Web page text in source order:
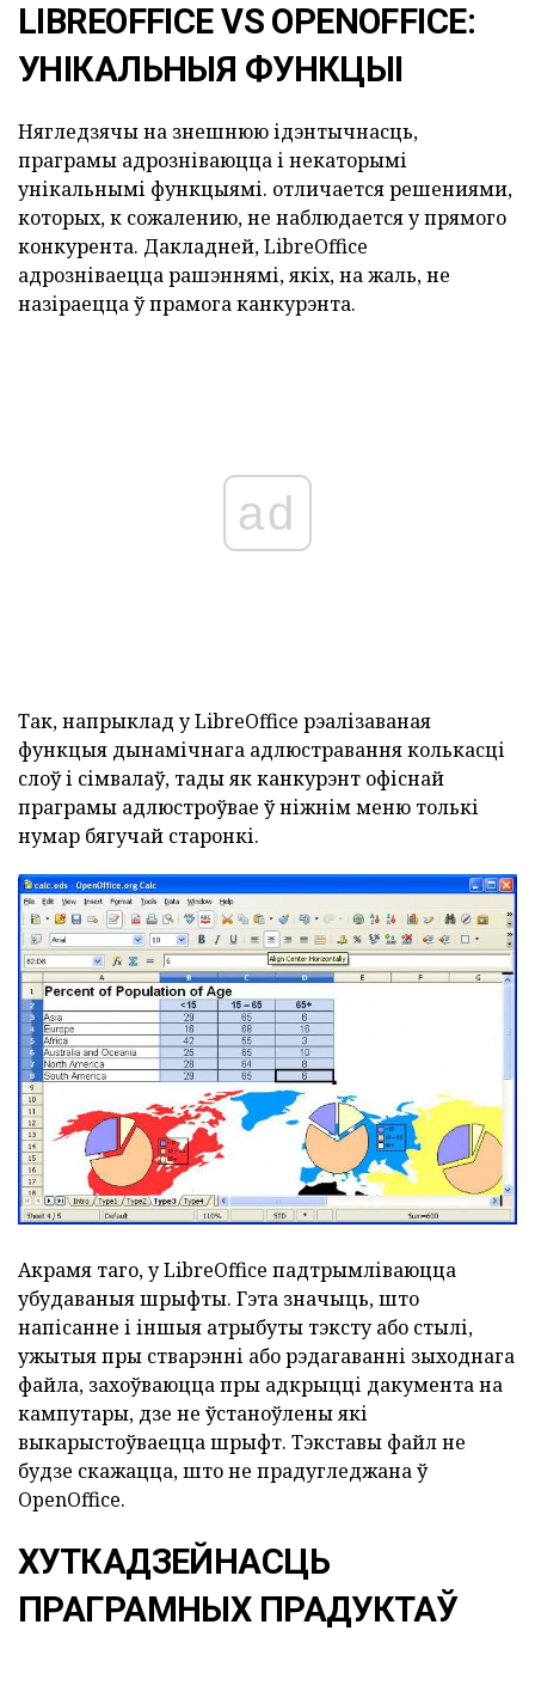
LIBREOFFICE VS OPENOFFICE:
УНІКАЛЬНЫЯ ФУНКЦЫІ
Нягледзячы на знешнюю ідэнтычнасць,
праграмы адрозніваюцца і некаторымі
унікальнымі функцыямі. отличается решениями,
которых, к сожалению, не наблюдается у прямого
конкурента. Дакладней,LibreOffice
адрозніваецца рашэннямі, якіх, на жаль, не
назіраецца ў прамога канкурэнта.
ad
Так, напрыклад у LibreOffice рэалізаваная
функцыя дынамічнага адлюстравання колькасці
слоў і сімвалаў, тады як канкурэнт офіснай
праграмы адлюстроўвае ў ніжнім меню толькі
нумар бягучай старонкі.
Акрамя таго, у LibreOffice падтрымліваюцца
убудаваныя шрыфты. Гэта значыць, што
напісанне і іншыя атрыбуты тэксту або стылі,
ужытыя пры стварэнні або рэдагаванні зыходнага
файла, захоўваюцца пры адкрыцці дакумента на
кампутары, дзе не ўстаноўлены які
выкарыстоўваецца шрыфт. Тэкставы файл не
будзе скажацца, што не прадугледжана ў
OpenOffice.
ХУТКАДЗЕЙНАСЦЬ
ПРАГРАМНЫХ ПРАДУКТАЎ